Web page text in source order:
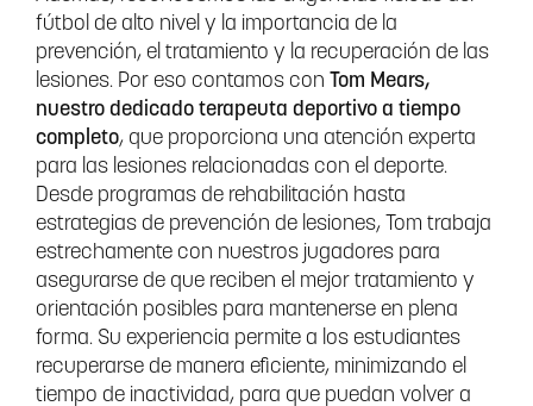
fútbol de alto nivel y la importancia de la
prevención, el tratamiento y la recuperación de las
lesiones. Por eso contamos con Tom Mears,
nuestro dedicado terapeuta deportivo a tiempo
completo, que proporciona una atención experta
para las lesiones relacionadas con el deporte.
Desde programas de rehabilitación hasta
estrategias de prevención de lesiones, Tom trabaja
estrechamente con nuestros jugadores para
asegurarse de que reciben el mejor tratamiento y
orientación posibles para mantenerse en plena
forma. Su experiencia permite a los estudiantes
recuperarse de manera eficiente, minimizando el
tiempo de inactividad, para que puedan volver a